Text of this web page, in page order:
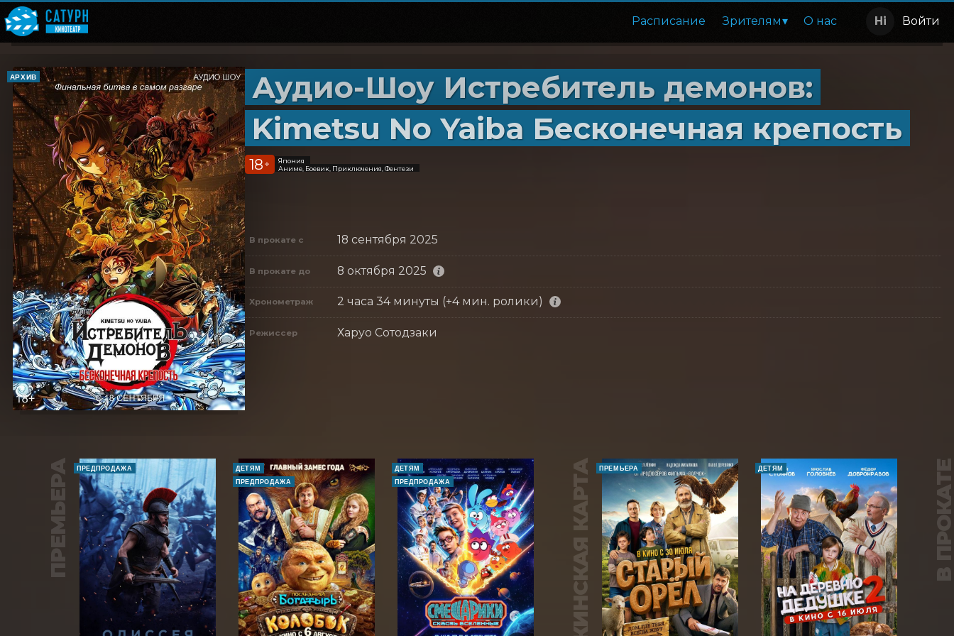
Расписание Зрителям О нас Войти
АРХИВ
Аудио-Шоу Истребитель демонов:
Kimetsu No Yaiba Бесконечная крепость
18 +
Япония
Аниме, Боевик, Приключения, Фентези
В прокате с 18 сентября 2025
В прокате до 8 октября 2025
Хронометраж 2 часа 34 минуты (+4 мин. ролики)
Режиссер Харуо Сотодзаки
ПРЕМЬЕРА ПРЕДПРОДАЖА
ДЕТЯМ
ПРЕДПРОДАЖА
ДЕТЯМ
ПРЕДПРОДАЖА
ПУШКИНСКАЯ КАРТА ПРЕМЬЕРА ДЕТЯМ В